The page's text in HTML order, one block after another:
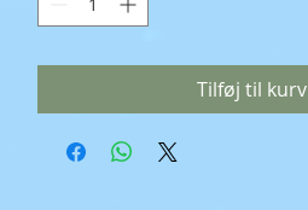
Tilføj til kurv